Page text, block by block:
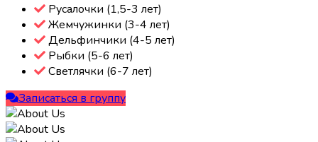
Русалочки (1,5-3 лет)
Жемчужинки (3-4 лет)
Дельфинчики (4-5 лет)
Рыбки (5-6 лет)
Светлячки (6-7 лет)
Записаться в группу